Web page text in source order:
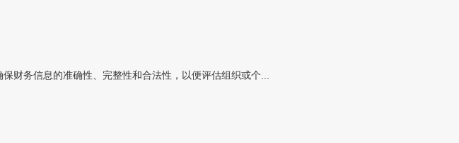
财务信息的准确性、完整性和合法性，以便评估组织或个...